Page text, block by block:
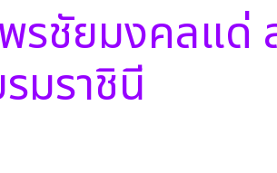
รชัยมงคลแด่
มราชินี